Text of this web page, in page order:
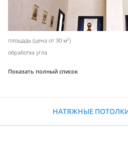
площадь (цена от 30 м2)
обработка угла
Показать полный список
НАТЯЖНЫЕ